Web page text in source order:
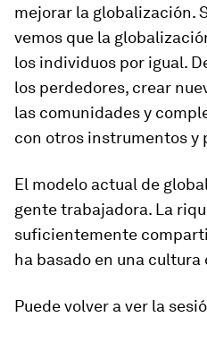
mejorar la globalización.
vemos que la
los individuos por igual.
los perdedores, crear
las comunidades y
con otros instrumentos y
El modelo actual de
gente trabajadora. La
suficientemente
ha basado en una cultura
Puede volver a ver la